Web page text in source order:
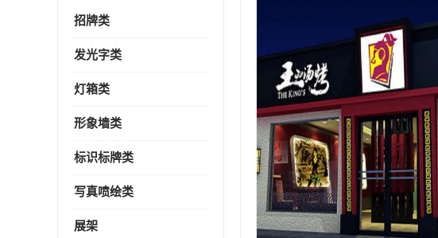
招牌类
发光字类
灯箱类
形象墙类
标识标牌类
写真喷绘类
展架